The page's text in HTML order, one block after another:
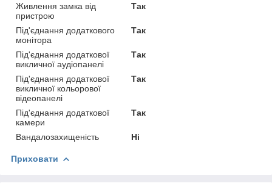
Живлення замка від
пристрою
Так
Під'єднання додаткового
монітора
Так
Під'єднання додаткової
викличної аудіопанелі
Так
Під'єднання додаткової
викличної кольорової
відеопанелі
Так
Під'єднання додаткової
камери
Так
Вандалозахищеність Ні
Приховати